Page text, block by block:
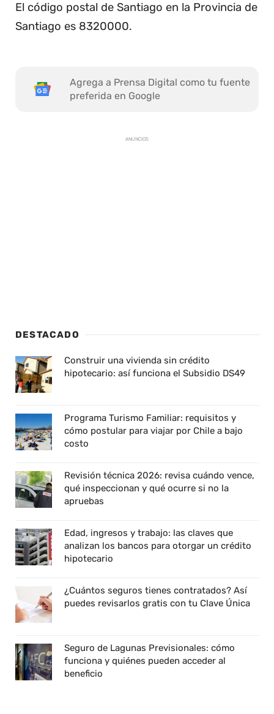
El código postal de Santiago en la Provincia de
Santiago es 8320000.
Agrega a Prensa Digital como tu fuente
preferida en Google
ANUNCIOS
DESTACADO
Construir una vivienda sin crédito
hipotecario: así funciona el Subsidio DS49
Programa Turismo Familiar: requisitos y
cómo postular para viajar por Chile a bajo
costo
Revisión técnica 2026: revisa cuándo vence,
qué inspeccionan y qué ocurre si no la
apruebas
Edad, ingresos y trabajo: las claves que
analizan los bancos para otorgar un crédito
hipotecario
¿Cuántos seguros tienes contratados? Así
puedes revisarlos gratis con tu Clave Única
Seguro de Lagunas Previsionales: cómo
funciona y quiénes pueden acceder al
beneficio